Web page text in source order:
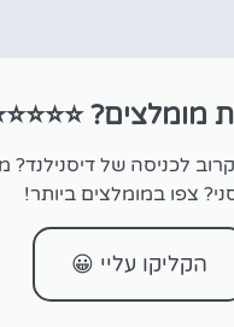
מומלצים?
לכניסה של דיסנילנד?
צפו במומלצים ביותר!
הקליקו עליי 😀